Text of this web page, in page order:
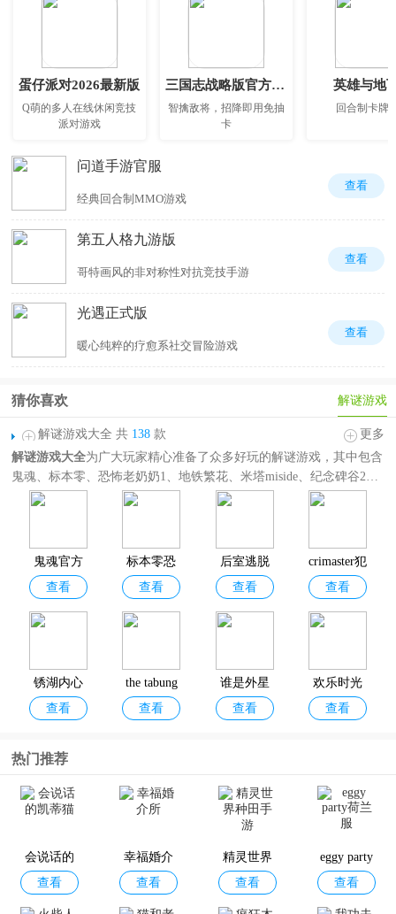
蛋仔派对2026最新版
Q萌的多人在线休闲竞技
派对游戏
三国志战略版官方正版
智擒敌将，招降即用免抽
卡
英雄与地
回合制卡牌
问道手游官服
经典回合制MMO游戏
查看
第五人格九游版
哥特画风的非对称性对抗竞技手游
查看
光遇正式版
暖心纯粹的疗愈系社交冒险游戏
查看
解谜游戏
猜你喜欢
解谜游戏大全 共 138 款
更多
解谜游戏大全为广大玩家精心准备了众多好玩的解谜游戏，其中包含
鬼魂、标本零、恐怖老奶奶1、地铁繁花、米塔miside、纪念碑谷2、
轮回的房间等。题材玩法囊括多人联机解谜游戏、惊悚悬疑解谜游
鬼魂官方
正版手游
查看
标本零恐
怖生存联
机版
查看
后室逃脱
联机版
查看
crimaster犯
罪大师
查看
锈湖内心
的过去
查看
the tabung
联机版
查看
谁是外星
人最新版
查看
欢乐时光
计划游戏
查看
神秘邻居
版
R.E.P.O.手
后室游戏
查看
恐怖老奶
奶1官方正
版
查看
热门推荐
会说话的
凯蒂猫
查看
幸福婚介
所
查看
精灵世界
种田手游
查看
eggy party
荷兰服
查看